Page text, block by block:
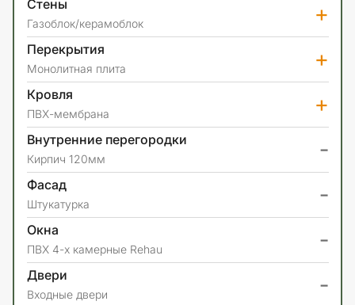
Стены
Газоблок/керамоблок +
Перекрытия
Монолитная плита +
Кровля
ПВХ-мембрана +
Внутренние перегородки
Кирпич 120мм -
Фасад
Штукатурка -
Окна
ПВХ 4-х камерные Rehau -
Двери
Входные двери -